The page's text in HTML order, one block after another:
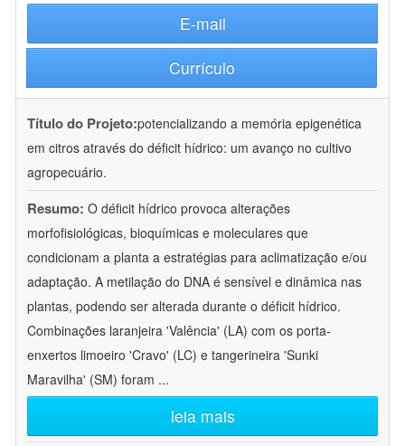
E-mail
Currículo
Título do Projeto:potencializando a memória epigenética
em citros através do déficit hídrico: um avanço no cultivo
agropecuário.
Resumo: O déficit hídrico provoca alterações
morfofisiológicas, bioquímicas e moleculares que
condicionam a planta a estratégias para aclimatização e/ou
adaptação. A metilação do DNA é sensível e dinâmica nas
plantas, podendo ser alterada durante o déficit hídrico.
Combinações laranjeira 'Valência' (LA) com os porta-
enxertos limoeiro 'Cravo' (LC) e tangerineira 'Sunki
Maravilha' (SM) foram ...
leia mais